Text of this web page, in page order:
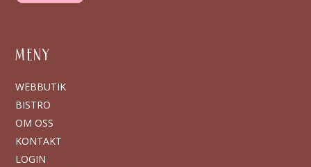
MENY
WEBBUTIK
BISTRO
OM OSS
KONTAKT
LOGIN